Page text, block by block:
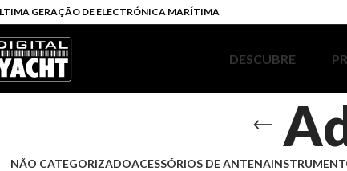
GERAÇÃO DE ELECTRÓNICA MARÍTIMA
DESCUBRE
NÃO CATEGORIZADOACESSÓRIOS DE ANTENA